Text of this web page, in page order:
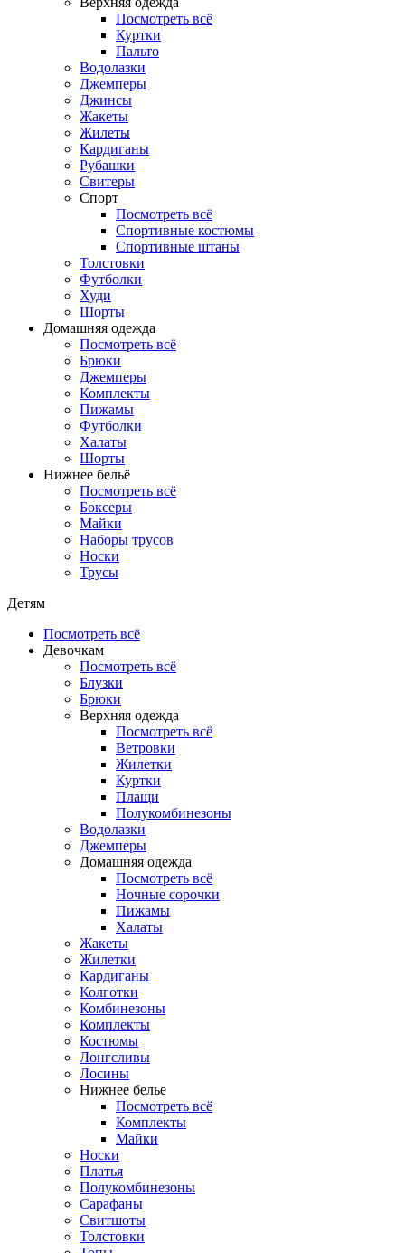
Посмотреть всё
Куртки
Пальто
Водолазки
Джемперы
Джинсы
Жакеты
Жилеты
Кардиганы
Рубашки
Свитеры
Спорт
Посмотреть всё
Спортивные костюмы
Спортивные штаны
Толстовки
Футболки
Худи
Шорты
Домашняя одежда
Посмотреть всё
Брюки
Джемперы
Комплекты
Пижамы
Футболки
Халаты
Шорты
Нижнее бельё
Посмотреть всё
Боксеры
Майки
Наборы трусов
Носки
Трусы
Детям
Посмотреть всё
Девочкам
Посмотреть всё
Блузки
Брюки
Верхняя одежда
Посмотреть всё
Ветровки
Жилетки
Куртки
Плащи
Полукомбинезоны
Водолазки
Джемперы
Домашняя одежда
Посмотреть всё
Ночные сорочки
Пижамы
Халаты
Жакеты
Жилетки
Кардиганы
Колготки
Комбинезоны
Комплекты
Костюмы
Лонгсливы
Лосины
Нижнее белье
Посмотреть всё
Комплекты
Майки
Носки
Платья
Полукомбинезоны
Сарафаны
Свитшоты
Толстовки